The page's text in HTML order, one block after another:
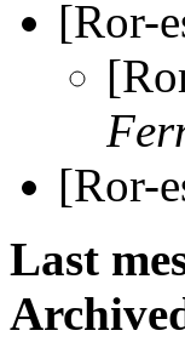
[Ror-
[Ror-
Last